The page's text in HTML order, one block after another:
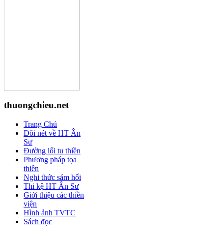
thuongchieu.net
Trang Chủ
Đôi nét về HT Ân
Sư
Đường lối tu thiền
Phương pháp tọa
thiền
Nghi thức sám hối
Thi kệ HT Ân Sư
Giới thiệu các thiền
viện
Hình ảnh TVTC
Sách đọc